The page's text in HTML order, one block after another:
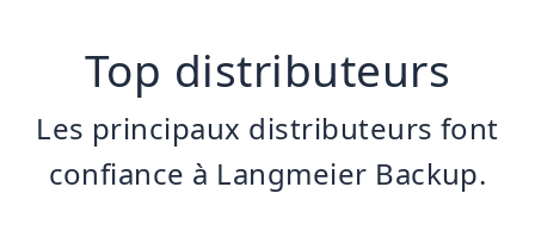
Top distributeurs
Les principaux distributeurs font
confiance à Langmeier Backup.